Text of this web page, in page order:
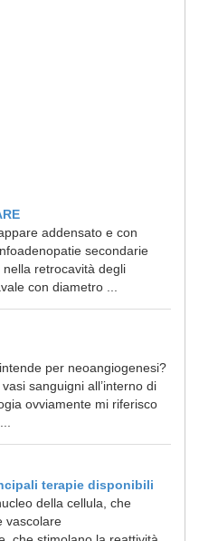
addensato e con
secondarie
retrocavità degli
con diametro ...
per neoangiogenesi?
sanguigni all’interno di
ovviamente mi riferisco
terapie disponibili
della cellula, che
vascolare